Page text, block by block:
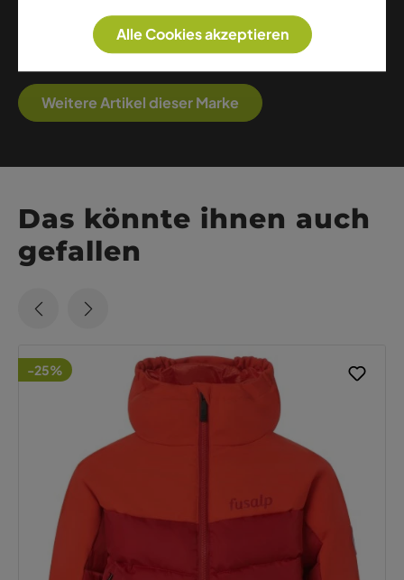
technische Midlayer – KJUS vereint Performance,
Leichtigkeit und Premium-Qualität für
anspruchsvolle Wintersportler.
Weitere Artikel dieser Marke
Das könnte ihnen auch
gefallen
-25%
Alle Cookies akzeptieren